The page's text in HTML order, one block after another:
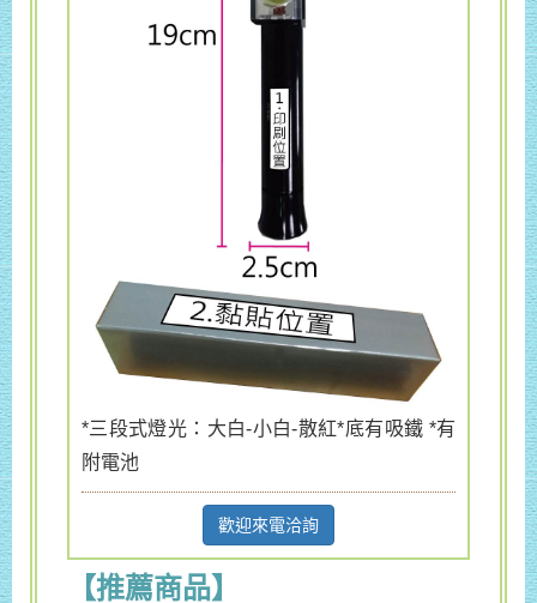
*三段式燈光：大白-小白-散紅*底有吸鐵 *有
附電池
歡迎來電洽詢
【推薦商品】